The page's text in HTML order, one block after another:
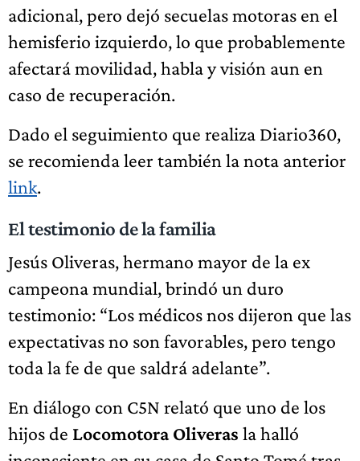
adicional, pero dejó secuelas motoras en el
hemisferio izquierdo, lo que probablemente
afectará movilidad, habla y visión aun en
caso de recuperación.
Dado el seguimiento que realiza Diario360,
se recomienda leer también la nota anterior
link.
El testimonio de la familia
Jesús Oliveras, hermano mayor de la ex
campeona mundial, brindó un duro
testimonio: “Los médicos nos dijeron que las
expectativas no son favorables, pero tengo
toda la fe de que saldrá adelante”.
En diálogo con C5N relató que uno de los
hijos de Locomotora Oliveras la halló